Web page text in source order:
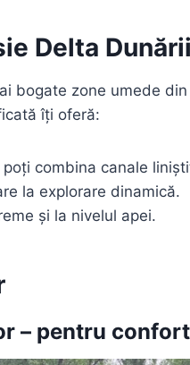
Delta Dunării
bogate zone umede
îți oferă:
poți combina canale
la explorare dinamică.
și la nivelul apei.
– pentru